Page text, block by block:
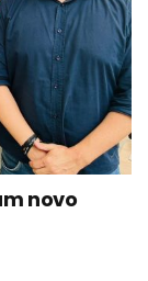
novo